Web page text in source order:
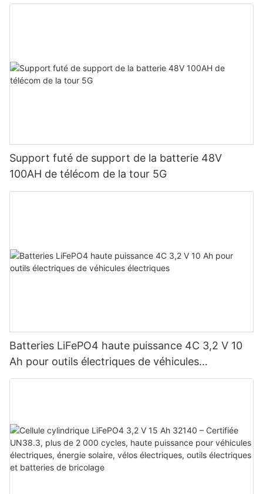
Support futé de support de la batterie 48V
100AH ​​de télécom de la tour 5G
Batteries LiFePO4 haute puissance 4C 3,2 V 10
Ah pour outils électriques de véhicules
électriques